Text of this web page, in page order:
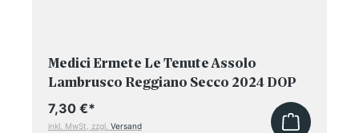
Medici Ermete Le Tenute Assolo
Lambrusco Reggiano Secco 2024 DOP
7,30 €*
inkl. MwSt, zzgl. Versand